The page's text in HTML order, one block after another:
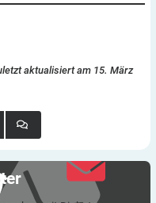
aktualisiert am 15. März